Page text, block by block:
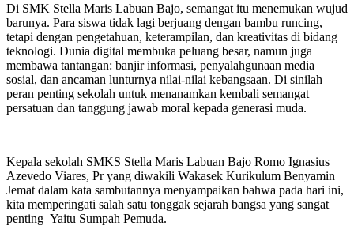
Di SMK Stella Maris Labuan Bajo, semangat itu menemukan wujud
barunya. Para siswa tidak lagi berjuang dengan bambu runcing,
tetapi dengan pengetahuan, keterampilan, dan kreativitas di bidang
teknologi. Dunia digital membuka peluang besar, namun juga
membawa tantangan: banjir informasi, penyalahgunaan media
sosial, dan ancaman lunturnya nilai-nilai kebangsaan. Di sinilah
peran penting sekolah untuk menanamkan kembali semangat
persatuan dan tanggung jawab moral kepada generasi muda.
Kepala sekolah SMKS Stella Maris Labuan Bajo Romo Ignasius
Azevedo Viares, Pr yang diwakili Wakasek Kurikulum Benyamin
Jemat dalam kata sambutannya menyampaikan bahwa pada hari ini,
kita memperingati salah satu tonggak sejarah bangsa yang sangat
penting Yaitu Sumpah Pemuda.